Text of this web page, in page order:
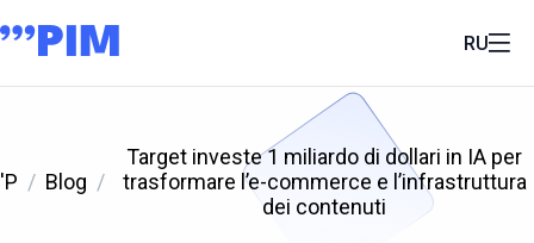
RU
'P Blog
Target investe 1 miliardo di dollari in IA per
trasformare l’e-commerce e l’infrastruttura
dei contenuti